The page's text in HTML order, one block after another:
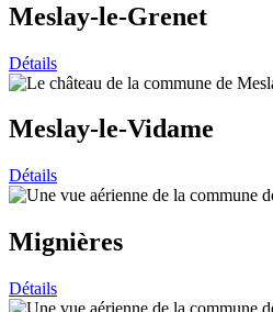
Meslay-le-Grenet
Détails
Meslay-le-Vidame
Détails
Mignières
Détails